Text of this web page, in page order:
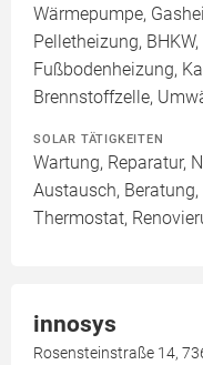
Wärmepumpe,
Pelletheizung,
Fußbodenheizung,
Brennstoffzelle,
SOLAR TÄTIGKEITEN
Wartung, Reparatur,
Austausch,
Thermostat,
innosys
Rosensteinstraße 14,